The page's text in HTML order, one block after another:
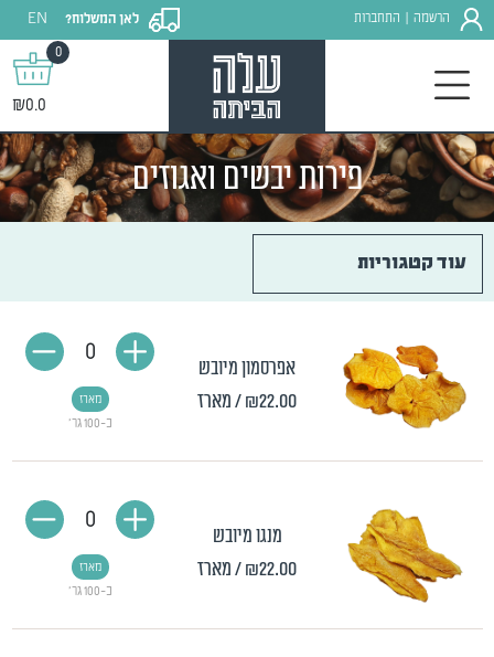
הרשמה התחברות לאן המשלוח?
EN
0
₪0.0
פירות יבשים ואגוזים
עוד קטגוריות
אפרסמון מיובש
₪22.00/ מארז
כ-100 גר'
מארז
0
מנגו מיובש
₪22.00/ מארז
כ-100 גר'
מארז
0